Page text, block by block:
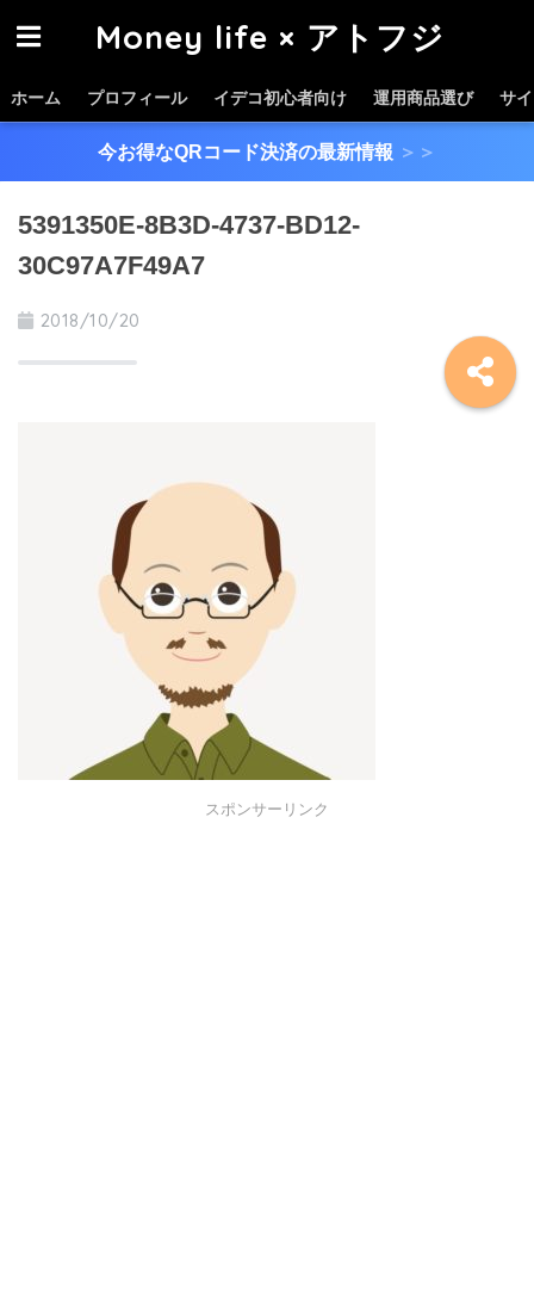
Money life × アトフジ
ホーム プロフィール イデコ初心者向け 運用商品選び サ
今お得なQRコード決済の最新情報 ＞＞
5391350E-8B3D-4737-BD12-
30C97A7F49A7
2018/10/20
スポンサーリンク